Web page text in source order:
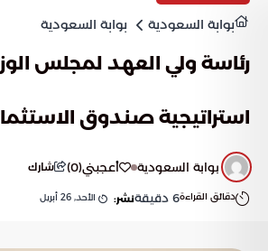
بوابة السعودية بوابة السعودية
رئاسة ولي العهد لمجلس
استراتيجية صندوق
بوابة السعودية أعجبني(
0
) شارك
دقائق القراءة6 دقيقةنشر: الأحد, 26 أبريل